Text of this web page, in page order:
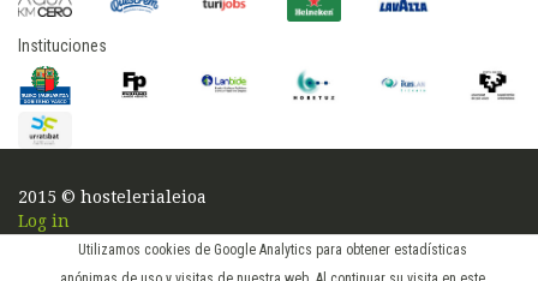
Utilizamos cookies de Google Analytics para obtener estadísticas
Instituciones
2015 © hostelerialeioa
Log in